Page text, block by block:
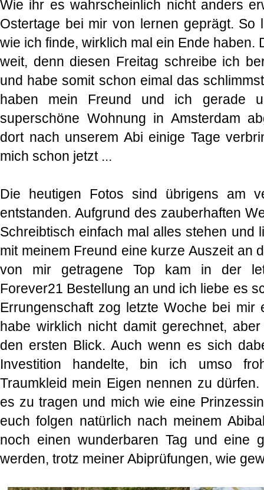
Wie ihr es wahrscheinlich nicht anders
Ostertage bei mir von lernen geprägt. So
wie ich finde, wirklich mal ein Ende haben.
weit, denn diesen Freitag schreibe ich
und habe somit schon eimal das
haben mein Freund und ich gerade
superschöne Wohnung in Amsterdam
dort nach unserem Abi einige Tage
mich schon jetzt ...
Die heutigen Fotos sind übrigens am
entstanden. Aufgrund des zauberhaften
Schreibtisch einfach mal alles stehen und
mit meinem Freund eine kurze Auszeit an
von mir getragene Top kam in der
Forever21 Bestellung an und ich liebe es
Errungenschaft zog letzte Woche bei mir
habe wirklich nicht damit gerechnet,
den ersten Blick. Auch wenn es sich
Investition handelte, bin ich umso
Traumkleid mein Eigen nennen zu
es zu tragen und mich wie eine
euch folgen natürlich nach meinem
noch einen wunderbaren Tag und eine
werden, trotz meiner Abiprüfungen, wie